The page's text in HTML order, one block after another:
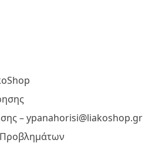
–ypanahorisi@liakoshop.gr